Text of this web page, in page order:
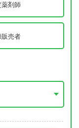
薬剤師
販売者